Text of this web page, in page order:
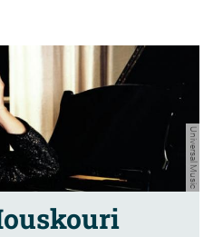
Universal Music